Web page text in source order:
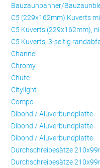
Bauzaunbanner/
C5 (229x162mm) Kuverts
C5 Kuverts (229x162mm),
C5 Kuverts, 3-seitig
Channel
Chromy
Chute
Citylight
Compo
Dibond / Aluverbundplatte
Dibond / Aluverbundplatte
Dibond / Aluverbundplatte
Durchschreibesätze
Durchschreibesätze